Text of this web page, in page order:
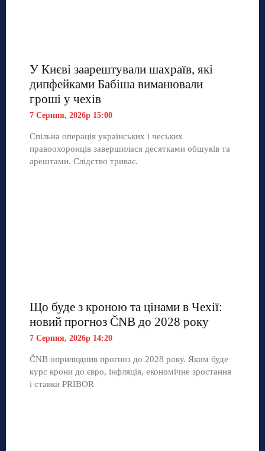
У Києві заарештували шахраїв, які
дипфейками Бабіша виманювали
гроші у чехів
7 Серпня, 2026р 15:00
Спільна операція українських і чеських
правоохоронців завершилася десятками обшуків та
арештами. Слідство триває.
Що буде з кроною та цінами в Чехії:
новий прогноз ČNB до 2028 року
7 Серпня, 2026р 14:20
ČNB оприлюднив прогноз до 2028 року. Яким буде
курс крони до євро, інфляція, економічне зростання
і ставки PRIBOR